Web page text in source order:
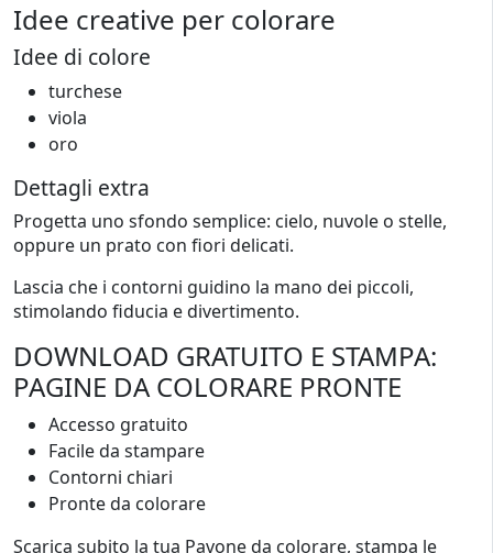
Idee creative per colorare
Idee di colore
turchese
viola
oro
Dettagli extra
Progetta uno sfondo semplice: cielo, nuvole o stelle,
oppure un prato con fiori delicati.
Lascia che i contorni guidino la mano dei piccoli,
stimolando fiducia e divertimento.
DOWNLOAD GRATUITO E STAMPA:
PAGINE DA COLORARE PRONTE
Accesso gratuito
Facile da stampare
Contorni chiari
Pronte da colorare
Scarica subito la tua Pavone da colorare, stampa le